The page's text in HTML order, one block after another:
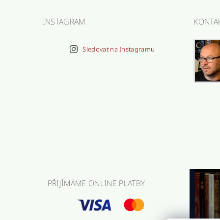
INSTAGRAM
Sledovat na Instagramu
PŘIJÍMÁME ONLINE PLATBY